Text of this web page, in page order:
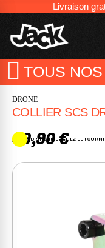
Livraison
TOUS
DRONE
COLLIER SCS
49,90 €
DISPONIBLE CHEZ LE